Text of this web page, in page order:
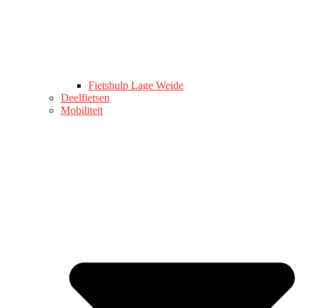
Fietshulp Lage Weide
Deelfietsen
Mobiliteit